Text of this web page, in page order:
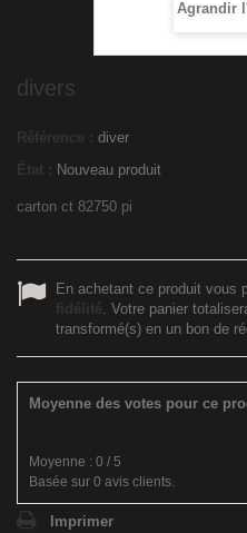
Agrandir
divers
Référence : diver
État : Nouveau produit
carton ct 82750 pi
En achetant ce produit vous
fidélité. Votre panier
transformé(s) en un bon de
Moyenne des votes pour ce
Moyenne : 0 / 5
Basée sur 0 avis clients.
Imprimer